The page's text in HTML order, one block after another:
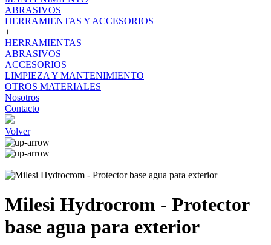
ABRASIVOS
HERRAMIENTAS Y ACCESORIOS
+
HERRAMIENTAS
ABRASIVOS
ACCESORIOS
LIMPIEZA Y MANTENIMIENTO
OTROS MATERIALES
Nosotros
Contacto
Volver
Milesi Hydrocrom - Protector
base agua para exterior